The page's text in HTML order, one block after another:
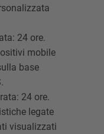
24 ore.
mobile
base
24 ore.
legate
visualizzati